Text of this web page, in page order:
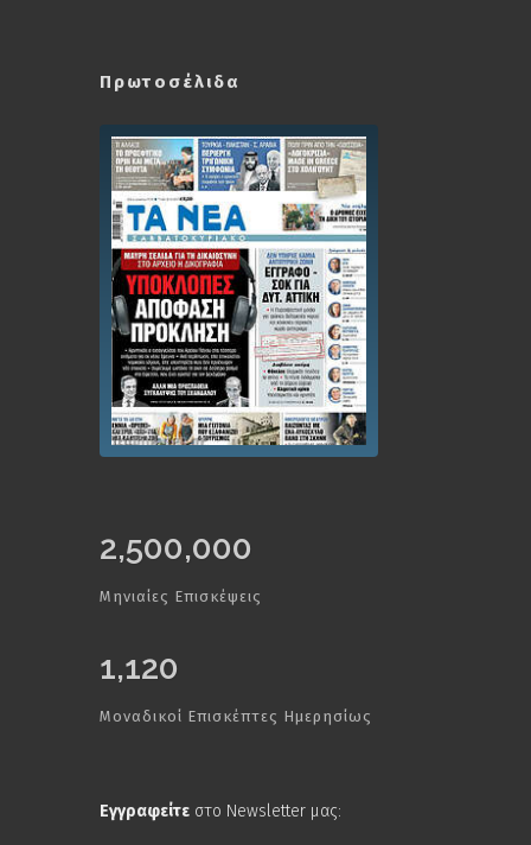
Πρωτοσέλιδα
2,500,000
Μηνιαίες Επισκέψεις
1,120
Μοναδικοί Επισκέπτες Ημερησίως
Εγγραφείτε στο Newsletter μας: